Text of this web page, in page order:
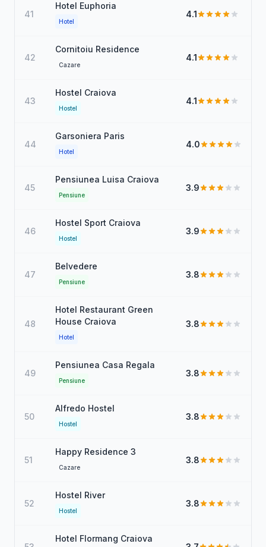
41
Hotel Euphoria
Hotel
4.1
42
Cornitoiu Residence
Cazare
4.1
43
Hostel Craiova
Hostel
4.1
44
Garsoniera Paris
Hotel
4.0
45
Pensiunea Luisa Craiova
Pensiune
3.9
46
Hostel Sport Craiova
Hostel
3.9
47
Belvedere
Pensiune
3.8
48
Hotel Restaurant Green
House Craiova
Hotel
3.8
49
Pensiunea Casa Regala
Pensiune
3.8
50
Alfredo Hostel
Hostel
3.8
51
Happy Residence 3
Cazare
3.8
52
Hostel River
Hostel
3.8
Hotel Flormang Craiova